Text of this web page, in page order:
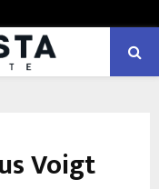
Voigt